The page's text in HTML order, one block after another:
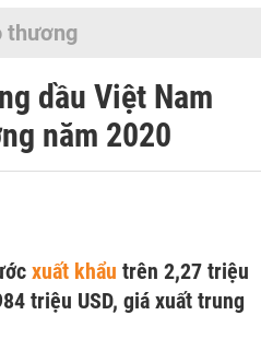
thương
dầu Việt Nam
năm 2020
xuất khẩu trên 2,27 triệu
triệu USD, giá xuất trung